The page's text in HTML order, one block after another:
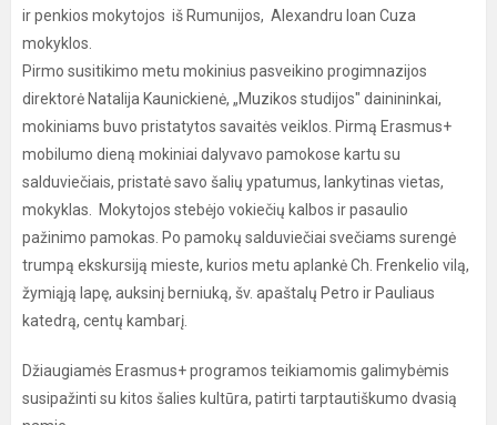
ir penkios mokytojos iš Rumunijos, Alexandru Ioan Cuza
mokyklos.
Pirmo susitikimo metu mokinius pasveikino progimnazijos
direktorė Natalija Kaunickienė, „Muzikos studijos" dainininkai,
mokiniams buvo pristatytos savaitės veiklos. Pirmą Erasmus+
mobilumo dieną mokiniai dalyvavo pamokose kartu su
salduviečiais, pristatė savo šalių ypatumus, lankytinas vietas,
mokyklas. Mokytojos stebėjo vokiečių kalbos ir pasaulio
pažinimo pamokas. Po pamokų salduviečiai svečiams surengė
trumpą ekskursiją mieste, kurios metu aplankė Ch. Frenkelio vilą,
žymiąją lapę, auksinį berniuką, šv. apaštalų Petro ir Pauliaus
katedrą, centų kambarį.
Džiaugiamės Erasmus+ programos teikiamomis galimybėmis
susipažinti su kitos šalies kultūra, patirti tarptautiškumo dvasią